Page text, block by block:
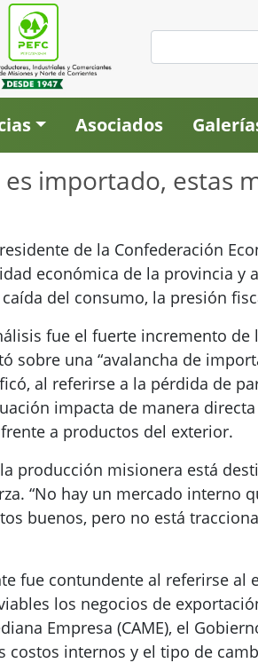
Asociados
importado, estas
de la Confederación
económica de la provincia
del consumo, la presión
fue el fuerte incremento
sobre una “avalancha de
al referirse a la pérdida de
impacta de manera
a productos del exterior.
producción misionera está
“No hay un mercado interno
buenos, pero no está
fue contundente al referirse
los negocios de
Empresa (CAME), el
costos internos y el tipo de